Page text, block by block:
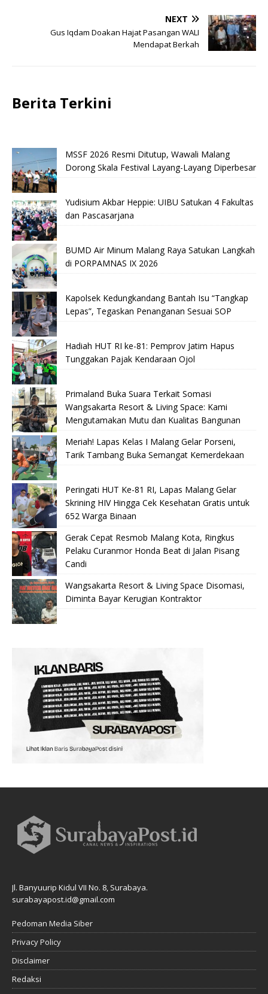
NEXT
Gus Iqdam Doakan Hajat Pasangan WALI
Mendapat Berkah
Berita Terkini
MSSF 2026 Resmi Ditutup, Wawali Malang
Dorong Skala Festival Layang-Layang Diperbesar
Yudisium Akbar Heppie: UIBU Satukan 4 Fakultas
dan Pascasarjana
BUMD Air Minum Malang Raya Satukan Langkah
di PORPAMNAS IX 2026
Kapolsek Kedungkandang Bantah Isu “Tangkap
Lepas”, Tegaskan Penanganan Sesuai SOP
Hadiah HUT RI ke-81: Pemprov Jatim Hapus
Tunggakan Pajak Kendaraan Ojol
Primaland Buka Suara Terkait Somasi
Wangsakarta Resort & Living Space: Kami
Mengutamakan Mutu dan Kualitas Bangunan
Meriah! Lapas Kelas I Malang Gelar Porseni,
Tarik Tambang Buka Semangat Kemerdekaan
Peringati HUT Ke-81 RI, Lapas Malang Gelar
Skrining HIV Hingga Cek Kesehatan Gratis untuk
652 Warga Binaan
Gerak Cepat Resmob Malang Kota, Ringkus
Pelaku Curanmor Honda Beat di Jalan Pisang
Candi
Wangsakarta Resort & Living Space Disomasi,
Diminta Bayar Kerugian Kontraktor
Jl. Banyuurip Kidul VII No. 8, Surabaya.
surabayapost.id@gmail.com
Pedoman Media Siber
Privacy Policy
Disclaimer
Redaksi